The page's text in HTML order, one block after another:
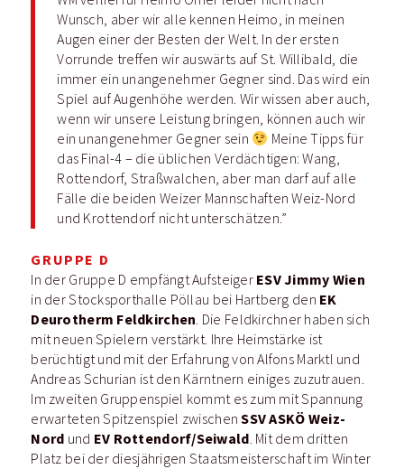
Wunsch, aber wir alle kennen Heimo, in meinen
Augen einer der Besten der Welt. In der ersten
Vorrunde treffen wir auswärts auf St. Willibald, die
immer ein unangenehmer Gegner sind. Das wird ein
Spiel auf Augenhöhe werden. Wir wissen aber auch,
wenn wir unsere Leistung bringen, können auch wir
ein unangenehmer Gegner sein
Meine Tipps für
das Final-4 – die üblichen Verdächtigen: Wang,
Rottendorf, Straßwalchen, aber man darf auf alle
Fälle die beiden Weizer Mannschaften Weiz-Nord
und Krottendorf nicht unterschätzen.”
GRUPPE D
In der Gruppe D empfängt Aufsteiger ESV Jimmy Wien
in der Stocksporthalle Pöllau bei Hartberg den EK
Deurotherm Feldkirchen. Die Feldkirchner haben sich
mit neuen Spielern verstärkt. Ihre Heimstärke ist
berüchtigt und mit der Erfahrung von Alfons Marktl und
Andreas Schurian ist den Kärntnern einiges zuzutrauen.
Im zweiten Gruppenspiel kommt es zum mit Spannung
erwarteten Spitzenspiel zwischenSSV ASKÖ Weiz-
Nord und EV Rottendorf/Seiwald. Mit dem dritten
Platz bei der diesjährigen Staatsmeisterschaft im Winter